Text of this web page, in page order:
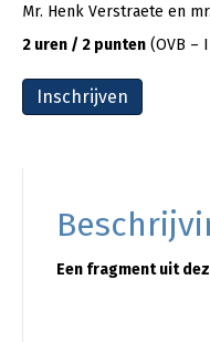
Mr. Henk Verstraete en
2 uren / 2 punten (OVB –
Inschrijven
Een fragment uit